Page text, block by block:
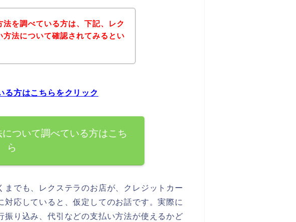
を調べている方は、下記、レク
方法について確認されてみるとい
る方はこちらをクリック
ついて調べている方はこち
ら
でも、レクステラのお店が、クレジットカー
対応していると、仮定してのお話です。実際に
り込み、代引などの支払い方法が使えるかど